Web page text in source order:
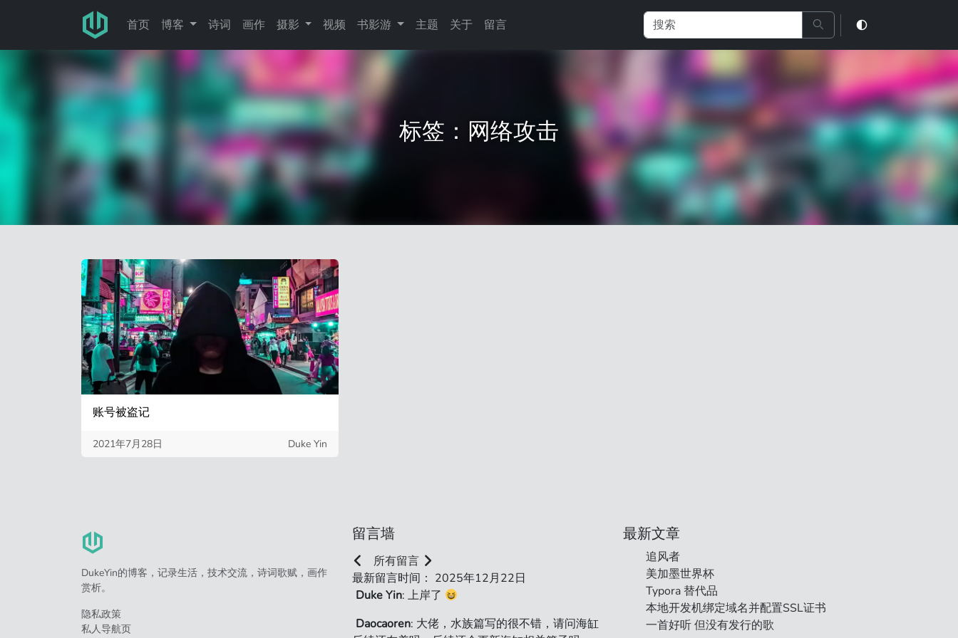
首页
博客 诗词 画作 摄影 视频 书影游 主题 关于 留言
标签：网络攻击
科技
账号被盗记
2021年7月28日 Duke Yin
DukeYin的博客，记录生活，技术交流，诗词歌赋，画作
赏析。
隐私政策
私人导航页
留言墙
所有留言
最新留言时间： 2025年12月22日
Duke Yin: 上岸了
Daocaoren: 大佬，水族篇写的很不错，请问海缸
最新文章
追风者
美加墨世界杯
Typora 替代品
本地开发机绑定域名并配置SSL证书
一首好听 但没有发行的歌